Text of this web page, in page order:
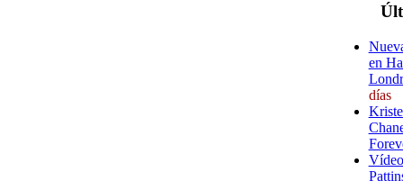
en
días